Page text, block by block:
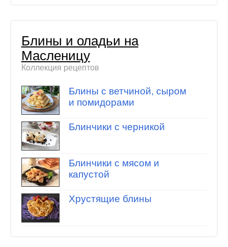
Блины и оладьи на
Масленицу
Коллекция рецептов
Блины с ветчиной, сыром
и помидорами
Блинчики с черникой
Блинчики с мясом и
капустой
Хрустящие блины